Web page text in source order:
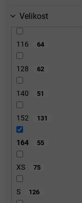
Velikost
116 64
128 62
140 51
152 131
164 55
XS 75
S 126